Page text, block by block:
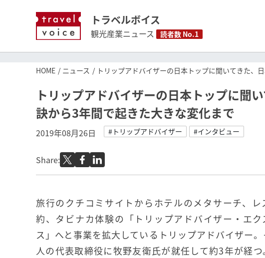
トラベルボイス
観光産業ニュース 読者数 No.1
HOME ニュース トリップアドバイザーの日本トップに聞いてきた、
トリップアドバイザーの日本トップに聞
訣から3年間で起きた大きな変化まで
2019年08月26日 #トリップアドバイザー #インタビュー
Share:
旅行のクチコミサイトからホテルのメタサーチ、レ
約、タビナカ体験の「トリップアドバイザー・エク
ス」へと事業を拡大しているトリップアドバイザー
人の代表取締役に牧野友衛氏が就任して約3年が経